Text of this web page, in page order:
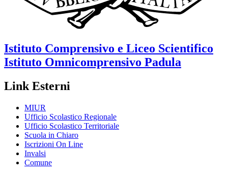
Istituto Comprensivo e Liceo Scientifico
Istituto Omnicomprensivo Padula
Link Esterni
MIUR
Ufficio Scolastico Regionale
Ufficio Scolastico Territoriale
Scuola in Chiaro
Iscrizioni On Line
Invalsi
Comune